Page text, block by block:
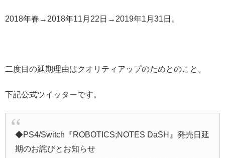
2018年春→2018年11月22日→2019年1月31日。
二度目の延期理由はクオリティアップのためとのこと。
下記公式ツイッターです。
◆PS4/Switch『ROBOTICS;NOTES DaSH』発売日延
期のお詫びとお知らせ